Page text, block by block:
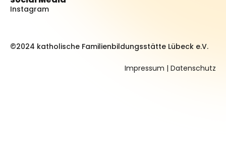
Instagram
©2024 katholische Familienbildungsstätte Lübeck e.V.
Impressum | Datenschutz